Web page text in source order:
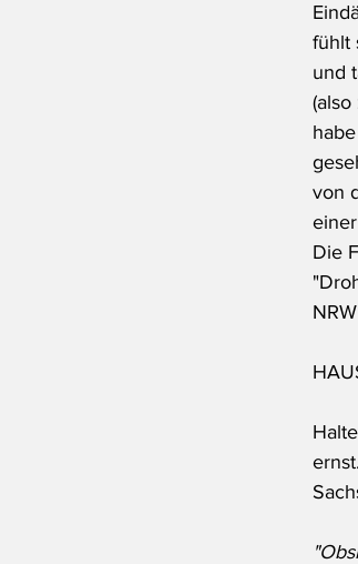
fühlt
und
von
Die